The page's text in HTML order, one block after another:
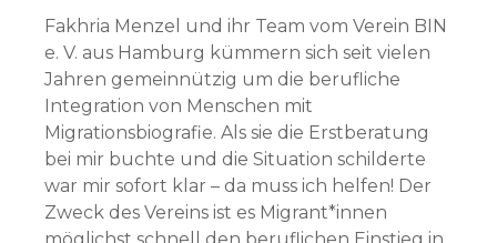
Fakhria Menzel und ihr Team vom Verein BIN
e. V. aus Hamburg kümmern sich seit vielen
Jahren gemeinnützig um die berufliche
Integration von Menschen mit
Migrationsbiografie. Als sie die Erstberatung
bei mir buchte und die Situation schilderte
war mir sofort klar – da muss ich helfen! Der
Zweck des Vereins ist es Migrant*innen